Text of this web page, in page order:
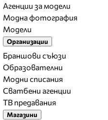
Агенции за модели
Модна фотография
Модели
Организации
Браншови съюзи
Образователни
Модни списания
Сватбени агенции
ТВ предавания
Магазини